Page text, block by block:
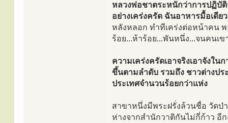
หลวงพ่อชาตระหนักว่าการปฏิบั
อย่างเคร่งครัด ฉันอาหารมื้อเดี
หลังหลอก ทำทีเคร่งต่อหน้าคน พ
ร้อย...ห้าร้อย...พันหนึ่ง...จนคนเข
ความเคร่งครัดเอาจริงเอาจังใ
ขึ้นตามลำดับ รวมถึง ชาวต่างปร
ประเทศจำนวนร้อยกว่าแห่ง
สาขาหนึ่งมีพระฝรั่งล้วนชื่อ วัดป่
ห่างจากสำนักวาติกันไม่กี่ก้าว อี